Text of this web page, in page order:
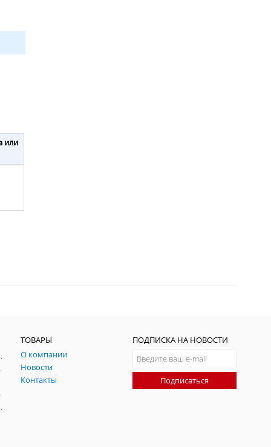
или
ГНСС
помех
ТОВАРЫ
О компании
Новости
Контакты
ПОДПИСКА НА НОВОСТИ
Подписаться